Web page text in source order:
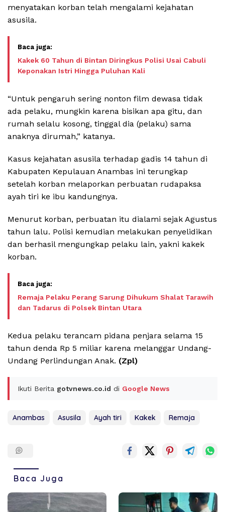
menyatakan korban telah mengalami kejahatan
asusila.
Kakek 60 Tahun di Bintan Diringkus Polisi Usai Cabuli
Keponakan Istri Hingga Puluhan Kali
“Untuk pengaruh sering nonton film dewasa tidak
ada pelaku, mungkin karena bisikan apa gitu, dan
rumah selalu kosong, tinggal dia (pelaku) sama
anaknya dirumah,” katanya.
Kasus kejahatan asusila terhadap gadis 14 tahun di
Kabupaten Kepulauan Anambas ini terungkap
setelah korban melaporkan perbuatan rudapaksa
ayah tiri ke ibu kandungnya.
Menurut korban, perbuatan itu dialami sejak Agustus
tahun lalu. Polisi kemudian melakukan penyelidikan
dan berhasil mengungkap pelaku lain, yakni kakek
korban.
Remaja Pelaku Perang Sarung Dihukum Shalat Tarawih
dan Tadarus di Polsek Bintan Utara
Kedua pelaku terancam pidana penjara selama 15
tahun denda Rp 5 miliar karena melanggar Undang-
Undang Perlindungan Anak. (Zpl)
Ikuti Berita gotvnews.co.id di Google News
Anambas Asusila Ayah tiri Kakek Remaja
Baca Juga